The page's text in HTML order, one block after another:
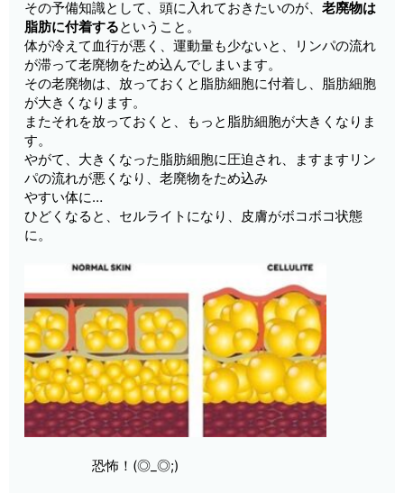
その予備知識として、頭に入れておきたいのが、老廃物は
脂肪に付着するということ。
体が冷えて血行が悪く、運動量も少ないと、リンパの流れ
が滞って老廃物をため込んでしまいます。
その老廃物は、放っておくと脂肪細胞に付着し、脂肪細胞
が大きくなります。
またそれを放っておくと、もっと脂肪細胞が大きくなりま
す。
やがて、大きくなった脂肪細胞に圧迫され、ますますリン
パの流れが悪くなり、老廃物をため込み
やすい体に…
ひどくなると、セルライトになり、皮膚がボコボコ状態
に。
恐怖！(◎_◎;)